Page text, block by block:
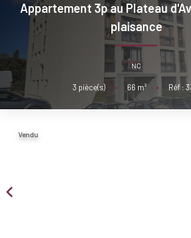
GESTION
ESTIMATION
NOS AGENCES
Appartement 3p au Plateau
plaisance
NC
3 pièce(s) • 66 m² • Réf :
Vendu